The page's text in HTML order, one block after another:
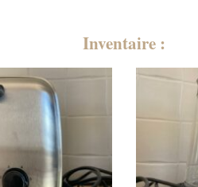
Inventaire :